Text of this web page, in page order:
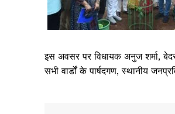
इस अवसर पर विधायक अनुज शर्मा,
सभी वार्डों के पार्षदगण, स्थानीय